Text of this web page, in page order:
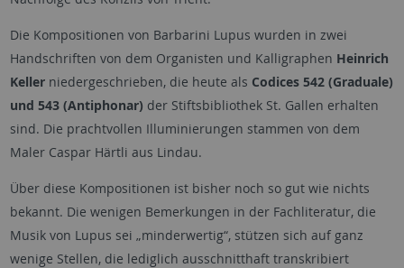
Die Kompositionen von Barbarini Lupus wurden in zwei
Handschriften von dem Organisten und Kalligraphen Heinrich
Kellerniedergeschrieben, die heute als Codices 542 (Graduale)
und 543 (Antiphonar) der Stiftsbibliothek St. Gallen erhalten
sind. Die prachtvollen Illuminierungen stammen von dem
Maler Caspar Härtli aus Lindau.
Über diese Kompositionen ist bisher noch so gut wie nichts
bekannt. Die wenigen Bemerkungen in der Fachliteratur, die
Musik von Lupus sei „minderwertig“, stützen sich auf ganz
wenige Stellen, die lediglich ausschnitthaft transkribiert